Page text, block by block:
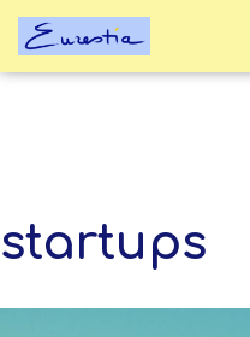
startups